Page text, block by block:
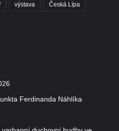
výstava Česká Lípa
Ferdinanda Náhlíka